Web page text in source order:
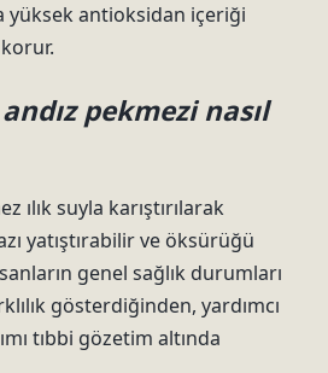
yüksek antioksidan içeriği
pekmezi nasıl
ılık suyla karıştırılarak
yatıştırabilir ve öksürüğü
genel sağlık durumları
gösterdiğinden, yardımcı
tıbbi gözetim altında